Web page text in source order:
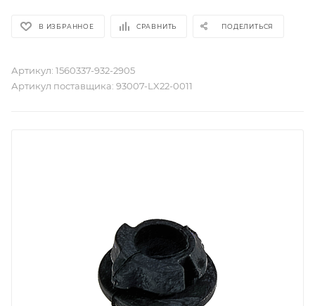
В ИЗБРАННОЕ СРАВНИТЬ ПОДЕЛИТЬСЯ
Артикул: 1560337-932-2905
Артикул поставщика: 93007-LX22-0011